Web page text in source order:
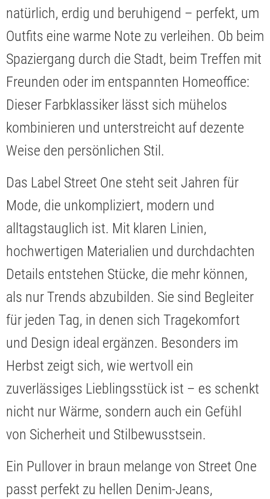
natürlich, erdig und beruhigend – perfekt, um
Outfits eine warme Note zu verleihen. Ob beim
Spaziergang durch die Stadt, beim Treffen mit
Freunden oder im entspannten Homeoffice:
Dieser Farbklassiker lässt sich mühelos
kombinieren und unterstreicht auf dezente
Weise den persönlichen Stil.
Das Label Street One steht seit Jahren für
Mode, die unkompliziert, modern und
alltagstauglich ist. Mit klaren Linien,
hochwertigen Materialien und durchdachten
Details entstehen Stücke, die mehr können,
als nur Trends abzubilden. Sie sind Begleiter
für jeden Tag, in denen sich Tragekomfort
und Design ideal ergänzen. Besonders im
Herbst zeigt sich, wie wertvoll ein
zuverlässiges Lieblingsstück ist – es schenkt
nicht nur Wärme, sondern auch ein Gefühl
von Sicherheit und Stilbewusstsein.
Ein Pullover in braun melange von Street One
passt perfekt zu hellen Denim-Jeans,